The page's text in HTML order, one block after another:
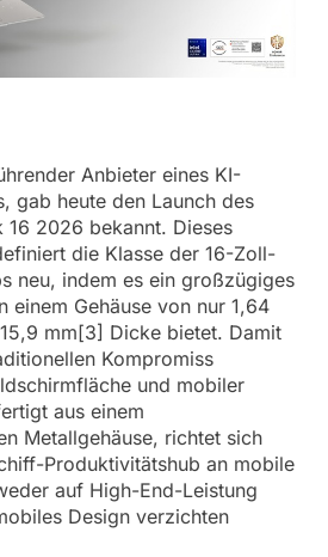
Anbieter eines KI-
gab heute den Launch des
16 2026 bekannt. Dieses
die Klasse der 16-Zoll-
neu, indem es ein großzügiges
einem Gehäuse von nur 1,64
mm[3] Dicke bietet. Damit
Kompromiss
und mobiler
aus einem
Metallgehäuse, richtet sich
Produktivitätshub an mobile
auf High-End-Leistung
Design verzichten